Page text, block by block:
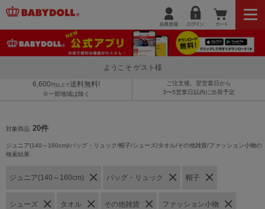
ようこそ ゲスト様
6,600 円以上で送料無料!
※一部地域は除く
ご注文後、翌営業日から
3〜5営業日以内に出荷予定
対象商品 20件
ジュニア(140～160cm)/バッグ・リュック/帽子/シューズ/タオル/その他雑貨/ファッション小物の
検索結果
ジュニア(140～160cm) バッグ・リュック 帽子
シューズ タオル その他雑貨 ファッション小物